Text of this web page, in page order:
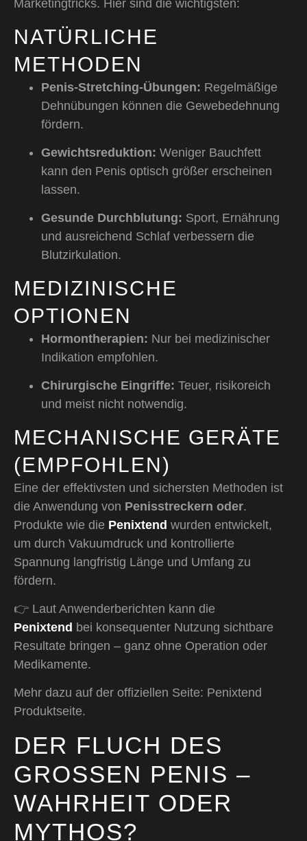
Marketingtricks. Hier sind die wichtigsten:
NATÜRLICHE
METHODEN
Penis-Stretching-Übungen: Regelmäßige
Dehnübungen können die Gewebedehnung
fördern.
Gewichtsreduktion: Weniger Bauchfett
kann den Penis optisch größer erscheinen
lassen.
Gesunde Durchblutung: Sport, Ernährung
und ausreichend Schlaf verbessern die
Blutzirkulation.
MEDIZINISCHE
OPTIONEN
Hormontherapien: Nur bei medizinischer
Indikation empfohlen.
Chirurgische Eingriffe: Teuer, risikoreich
und meist nicht notwendig.
MECHANISCHE GERÄTE
(EMPFOHLEN)
Eine der effektivsten und sichersten Methoden ist
die Anwendung von Penisstreckern oder.
Produkte wie die Penixtend wurden entwickelt,
um durch Vakuumdruck und kontrollierte
Spannung langfristig Länge und Umfang zu
fördern.
👉 Laut Anwenderberichten kann die
Penixtend bei konsequenter Nutzung sichtbare
Resultate bringen – ganz ohne Operation oder
Medikamente.
Mehr dazu auf der offiziellen Seite: Penixtend
Produktseite.
DER FLUCH DES
GROSSEN PENIS – W
AHRHEIT ODER M
YTHOS?